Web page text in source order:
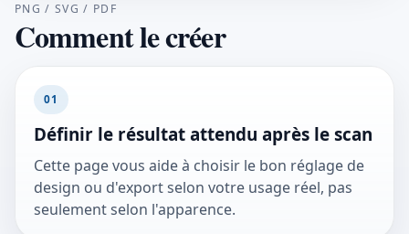
PNG / SVG / PDF
Comment le créer
01
Définir le résultat attendu après le scan
Cette page vous aide à choisir le bon réglage de
design ou d'export selon votre usage réel, pas
seulement selon l'apparence.